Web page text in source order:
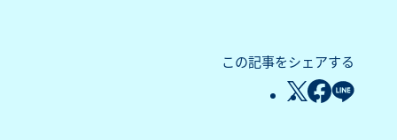
この記事をシェアする